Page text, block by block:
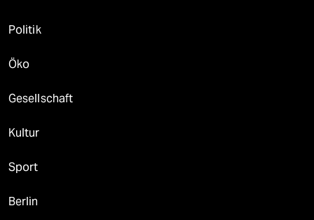
Politik
Öko
Gesellschaft
Kultur
Sport
Berlin